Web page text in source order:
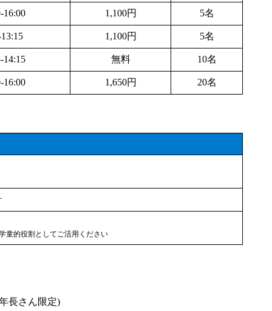
16:00 1,100円 5名
1,100円 5名
14:15 無料 10名
16:00 1,650円 20名
童的役割としてご活用ください
長さん限定)